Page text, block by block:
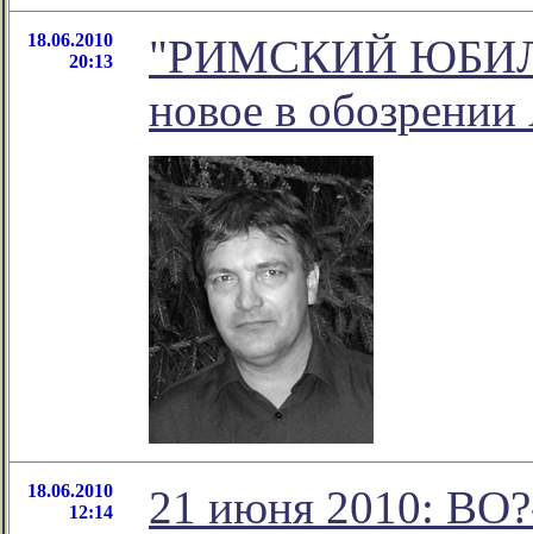
18.06.2010
20:13
"РИМСКИЙ
новое в
18.06.2010
12:14
21 июня 2010: